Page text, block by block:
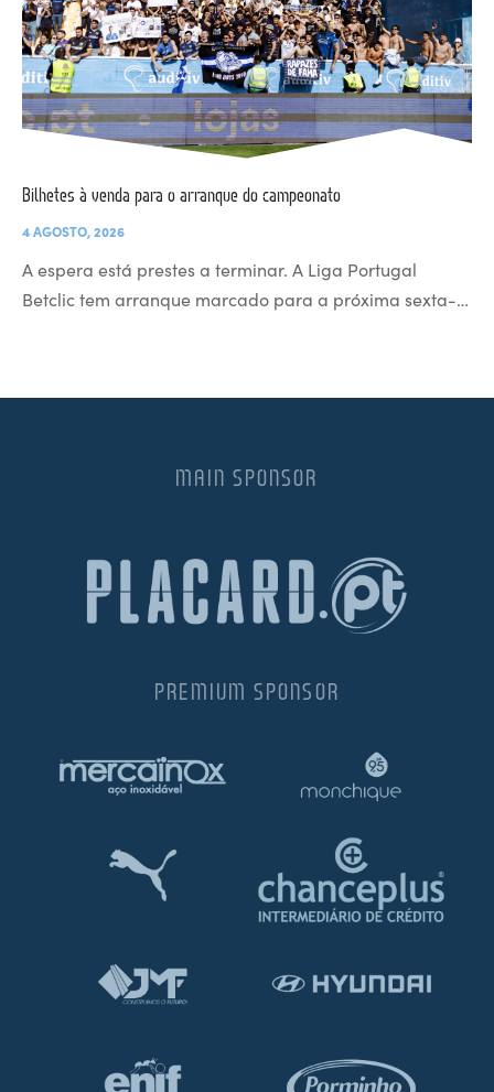
Bilhetes à venda para o arranque do campeonato
4 AGOSTO, 2026
A espera está prestes a terminar. A Liga Portugal
Betclic tem arranque marcado para a próxima sexta-…
MAIN SPONSOR
PREMIUM SPONSOR